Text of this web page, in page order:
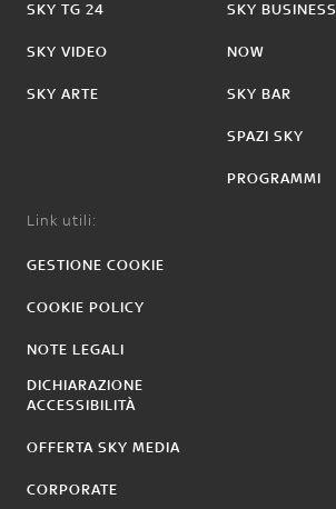
SKY TG 24
SKY VIDEO
SKY ARTE
SKY BUSINESS
NOW
SKY BAR
SPAZI SKY
PROGRAMMI
Link utili:
GESTIONE COOKIE
COOKIE POLICY
NOTE LEGALI
DICHIARAZIONE
ACCESSIBILITÀ
OFFERTA SKY MEDIA
CORPORATE